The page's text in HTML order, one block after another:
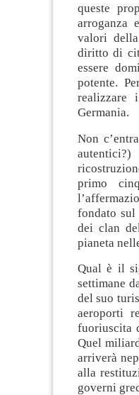
queste
arroganza
valori
diritto di
essere
potente.
realizzare
Germania.
Non
primo
fondato
dei clan
pianeta
Qual è il
settimane
del suo
aeroporti
fuoriuscita
Quel
arriverà
alla
governi